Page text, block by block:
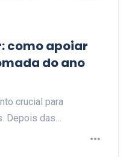
como apoiar
do ano
crucial para
Depois das…